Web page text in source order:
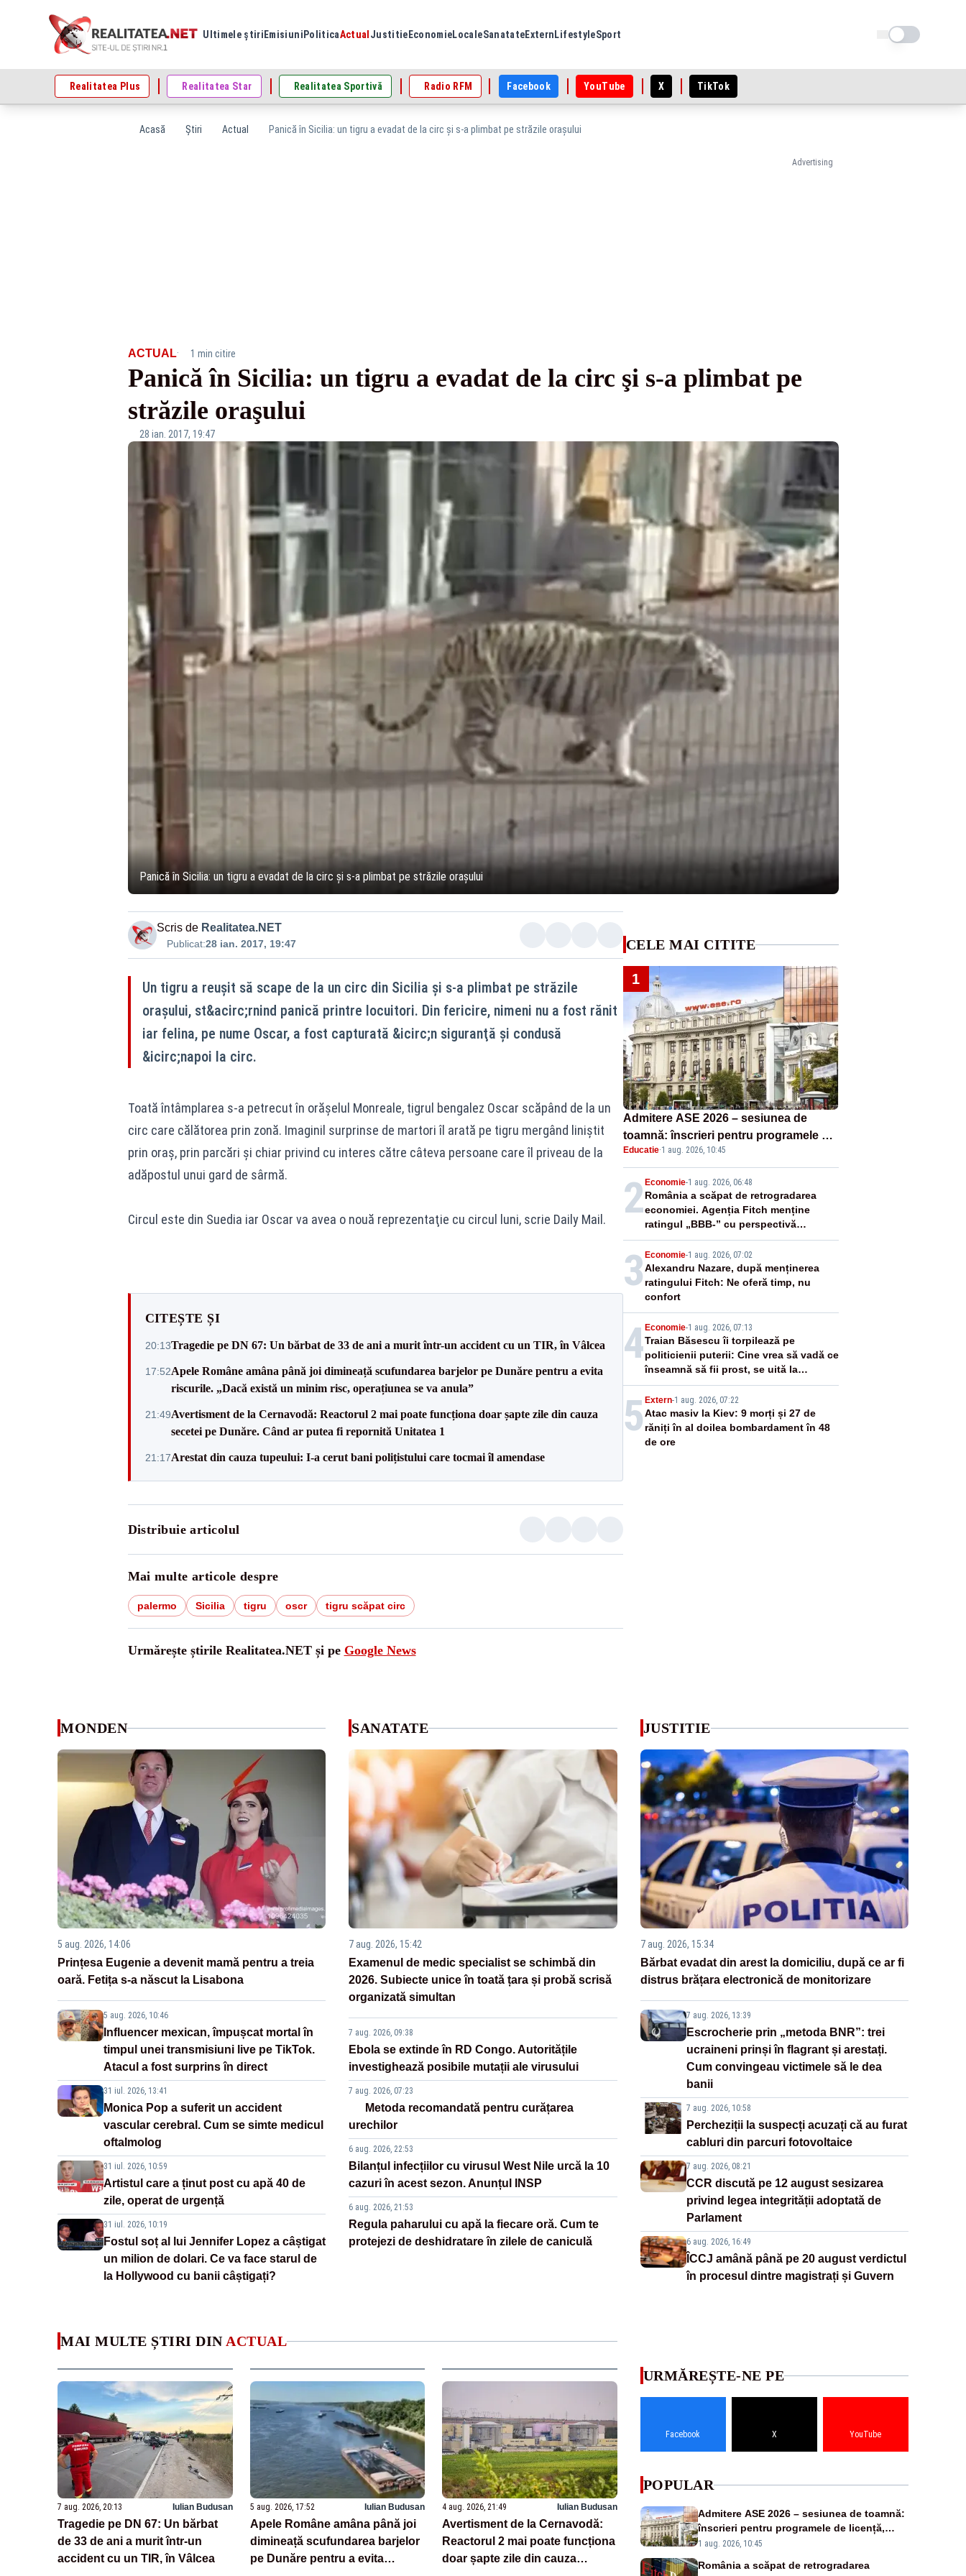
Ultimele știri Emisiuni PoliticaActual Justitie EconomieLocaleSanatateExtern LifestyleSport Schimba tema
Realitatea Plus Realitatea Star Realitatea Sportivă Radio RFM Facebook YouTube X TikTok
Acasă Știri Actual Panică în Sicilia: un tigru a evadat de la circ şi s-a plimbat pe străzile oraşului
Advertising
ACTUAL· 1 min citire
Panică în Sicilia: un tigru a evadat de la circ şi s-a plimbat pe
străzile oraşului
28 ian. 2017, 19:47
Panică în Sicilia: un tigru a evadat de la circ şi s-a plimbat pe străzile oraşului
Scris de Realitatea.NET
Publicat:28 ian. 2017, 19:47
Un tigru a reuşit să scape de la un circ din Sicilia şi s-a plimbat pe străzile
oraşului, st&acirc;rnind panică printre locuitori. Din fericire, nimeni nu a fost rănit
iar felina, pe nume Oscar, a fost capturată &icirc;n siguranţă şi condusă
&icirc;napoi la circ.
Toată întâmplarea s-a petrecut în orăşelul Monreale, tigrul bengalez Oscar scăpând de la un
circ care călătorea prin zonă. Imaginil surprinse de martori îl arată pe tigru mergând liniştit
prin oraş, prin parcări şi chiar privind cu interes către câteva persoane care îl priveau de la
adăpostul unui gard de sârmă.
Circul este din Suedia iar Oscar va avea o nouă reprezentaţie cu circul luni, scrie Daily Mail.
CITEȘTE ȘI
20:13Tragedie pe DN 67: Un bărbat de 33 de ani a murit într-un accident cu un TIR, în Vâlcea
17:52Apele Române amâna până joi dimineață scufundarea barjelor pe Dunăre pentru a evita
riscurile. „Dacă există un minim risc, operațiunea se va anula”
21:49Avertisment de la Cernavodă: Reactorul 2 mai poate funcționa doar șapte zile din cauza
secetei pe Dunăre. Când ar putea fi repornită Unitatea 1
21:17Arestat din cauza tupeului: I-a cerut bani polițistului care tocmai îl amendase
Distribuie articolul
Mai multe articole despre
palermo Sicilia tigru oscr tigru scăpat circ
Urmărește știrile Realitatea.NET și pe Google News
CELE MAI CITITE
1
Admitere ASE 2026 – sesiunea de
toamnă: înscrieri pentru programele de
licență, masterat și doctorat
Educatie·1 aug. 2026, 10:45
2 Economie-1 aug. 2026, 06:48
România a scăpat de retrogradarea
economiei. Agenția Fitch menține
ratingul „BBB-” cu perspectivă
negativă
3 Economie-1 aug. 2026, 07:02
Alexandru Nazare, după menținerea
ratingului Fitch: Ne oferă timp, nu
confort
4 Economie-1 aug. 2026, 07:13
Traian Băsescu îi torpilează pe
politicienii puterii: Cine vrea să vadă ce
înseamnă să fii prost, se uită la
România
5 Extern-1 aug. 2026, 07:22
Atac masiv la Kiev: 9 morți și 27 de
răniți în al doilea bombardament în 48
de ore
MONDEN
5 aug. 2026, 14:06
Prințesa Eugenie a devenit mamă pentru a treia
oară. Fetița s-a născut la Lisabona
5 aug. 2026, 10:46
Influencer mexican, împușcat mortal în
timpul unei transmisiuni live pe TikTok.
Atacul a fost surprins în direct
31 iul. 2026, 13:41
Monica Pop a suferit un accident
vascular cerebral. Cum se simte medicul
oftalmolog
31 iul. 2026, 10:59
Artistul care a ținut post cu apă 40 de
zile, operat de urgență
31 iul. 2026, 10:19
Fostul soț al lui Jennifer Lopez a câștigat
un milion de dolari. Ce va face starul de
la Hollywood cu banii câștigați?
SANATATE
7 aug. 2026, 15:42
Examenul de medic specialist se schimbă din
2026. Subiecte unice în toată țara și probă scrisă
organizată simultan
7 aug. 2026, 09:38
Ebola se extinde în RD Congo. Autoritățile
investighează posibile mutații ale virusului
7 aug. 2026, 07:23
Metoda recomandată pentru curățarea
urechilor
6 aug. 2026, 22:53
Bilanțul infecțiilor cu virusul West Nile urcă la 10
cazuri în acest sezon. Anunțul INSP
6 aug. 2026, 21:53
Regula paharului cu apă la fiecare oră. Cum te
protejezi de deshidratare în zilele de caniculă
JUSTITIE
7 aug. 2026, 15:34
Bărbat evadat din arest la domiciliu, după ce ar fi
distrus brățara electronică de monitorizare
7 aug. 2026, 13:39
Escrocherie prin „metoda BNR”: trei
ucraineni prinși în flagrant și arestați.
Cum convingeau victimele să le dea
banii
7 aug. 2026, 10:58
Percheziții la suspecți acuzați că au furat
cabluri din parcuri fotovoltaice
7 aug. 2026, 08:21
CCR discută pe 12 august sesizarea
privind legea integrității adoptată de
Parlament
6 aug. 2026, 16:49
ÎCCJ amână până pe 20 august verdictul
în procesul dintre magistrați și Guvern
MAI MULTE ȘTIRI DIN ACTUAL
7 aug. 2026, 20:13 Iulian Budusan
Tragedie pe DN 67: Un bărbat
de 33 de ani a murit într-un
accident cu un TIR, în Vâlcea
5 aug. 2026, 17:52 Iulian Budusan
Apele Române amâna până joi
dimineață scufundarea barjelor
pe Dunăre pentru a evita
4 aug. 2026, 21:49 Iulian Budusan
Avertisment de la Cernavodă:
Reactorul 2 mai poate funcționa
doar șapte zile din cauza
URMĂREȘTE-NE PE
Facebook X YouTube
POPULAR
Admitere ASE 2026 – sesiunea de toamnă:
înscrieri pentru programele de licență,
masterat și doctorat
1 aug. 2026, 10:45
România a scăpat de retrogradarea